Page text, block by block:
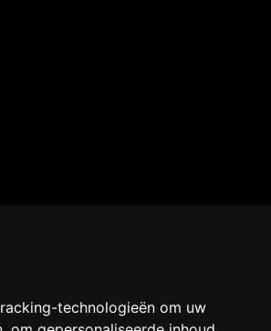
technologieën om uw